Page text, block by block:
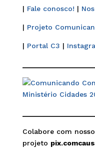
| Fale conosco! |
| Projeto
| Portal C3 |
Colabore com nosso
projeto